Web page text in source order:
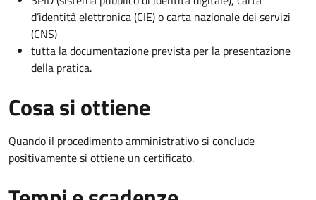
d’identità elettronica (CIE) o carta nazionale dei servizi
(CNS)
tutta la documentazione prevista per la presentazione
della pratica.
Cosa si ottiene
Quando il procedimento amministrativo si conclude
positivamente si ottiene un certificato.